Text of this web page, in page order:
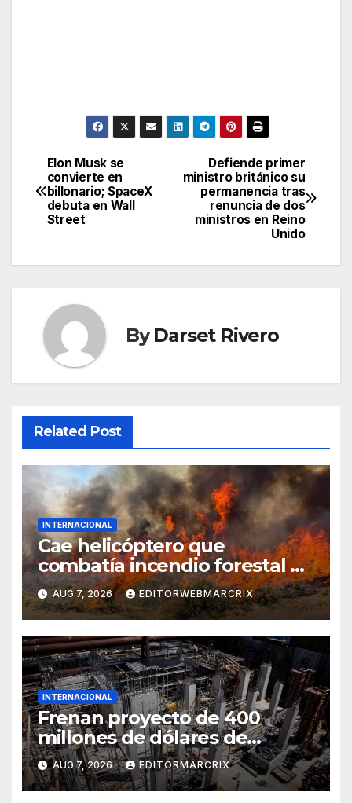
Post
navigation
Defiende primer
ministro británico su
permanencia tras
renuncia de dos
ministros en Reino
Unido
Elon Musk se
convierte en
billonario; SpaceX
debuta en Wall
Street
ByDarset Rivero
Related Post
INTERNACIONAL
Cae helicóptero que
combatía incendio forestal en
Utah
AUG 7, 2026 EDITORWEBMARCRIX
INTERNACIONAL
Frenan proyecto de 400
millones de dólares de
Trump en la Casa Blanca
AUG 7, 2026 EDITORMARCRIX